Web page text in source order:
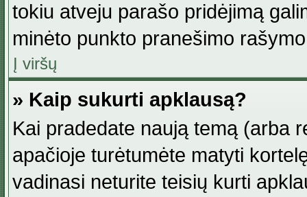
tokiu atveju parašo pridėjimą
minėto punkto pranešimo
Į viršų
» Kaip sukurti apklausą?
Kai pradedate naują temą (arba
apačioje turėtumėte matyti
vadinasi neturite teisių kurti